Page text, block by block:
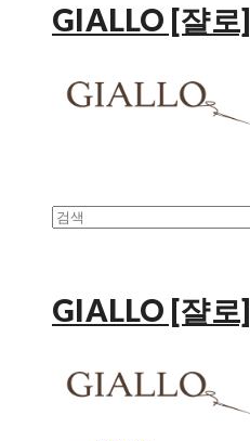
GIALLO [쟐로]
GIALLO [쟐로]